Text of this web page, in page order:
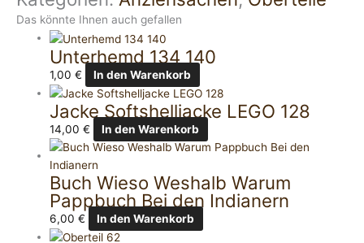
Das könnte Ihnen auch gefallen
Unterhemd 134 140
1,00€ In den Warenkorb
Jacke Softshelljacke LEGO 128
14,00€ In den Warenkorb
Buch Wieso Weshalb Warum
Pappbuch Bei den Indianern
6,00€ In den Warenkorb